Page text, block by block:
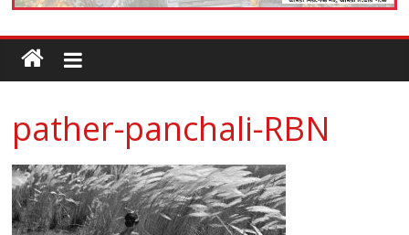
pather-panchali-RBN